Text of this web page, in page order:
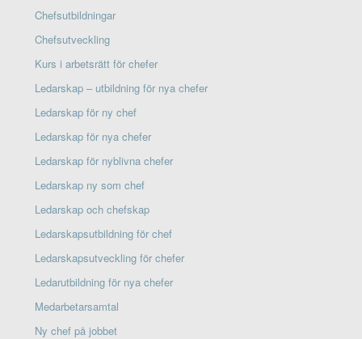
Chefsutbildningar
Chefsutveckling
Kurs i arbetsrätt för chefer
Ledarskap – utbildning för nya chefer
Ledarskap för ny chef
Ledarskap för nya chefer
Ledarskap för nyblivna chefer
Ledarskap ny som chef
Ledarskap och chefskap
Ledarskapsutbildning för chef
Ledarskapsutveckling för chefer
Ledarutbildning för nya chefer
Medarbetarsamtal
Ny chef på jobbet